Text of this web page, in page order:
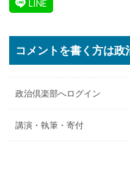
コメントを書く方は政
政治倶楽部へログイン
講演・執筆・寄付